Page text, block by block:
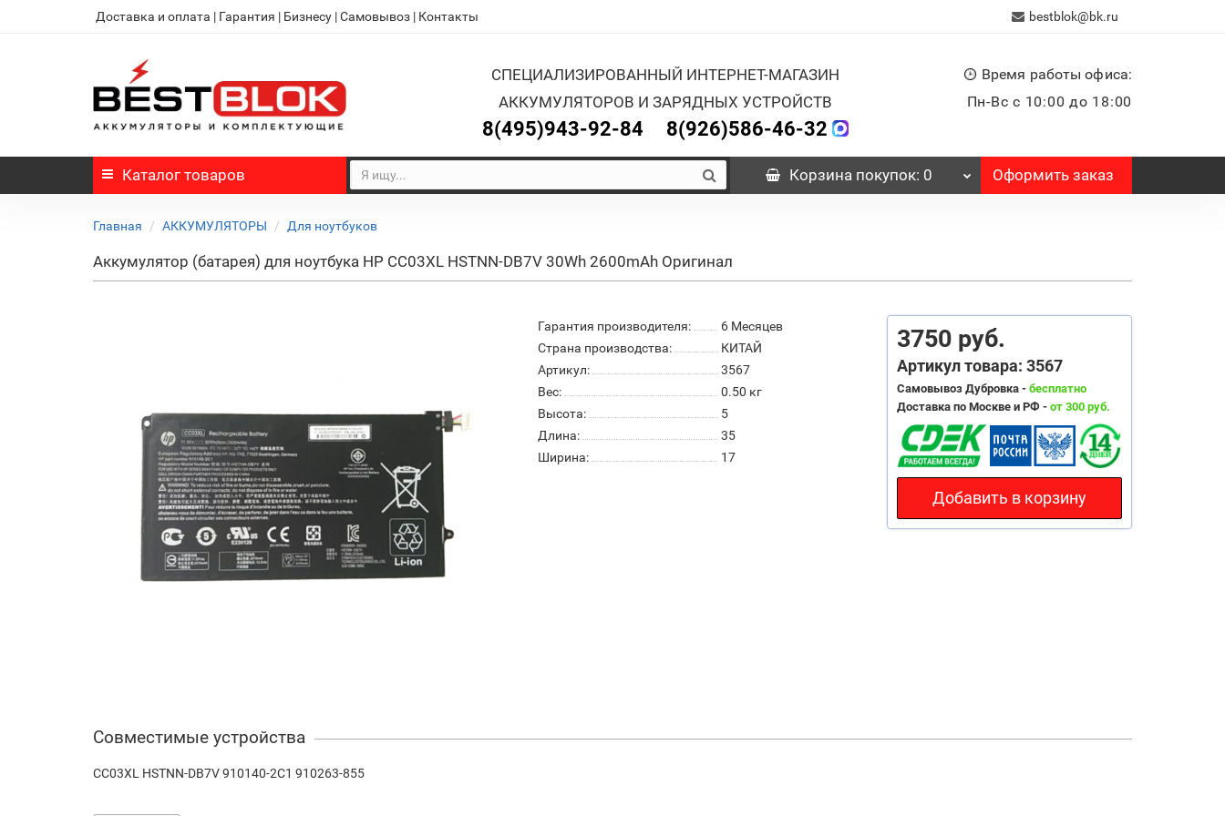
Доставка и оплата | Гарантия | Бизнесу |Самовывоз | Контакты bestblok@bk.ru
СПЕЦИАЛИЗИРОВАННЫЙ ИНТЕРНЕТ-МАГАЗИН
АККУМУЛЯТОРОВ И ЗАРЯДНЫХ УСТРОЙСТВ
8(495)943-92-84 8(926)586-46-32
Время работы офиса:
Пн-Вс с 10:00 до 18:00
Каталог товаров Корзина покупок: 0 Оформить заказ
Главная АККУМУЛЯТОРЫ Для ноутбуков
Аккумулятор (батарея) для ноутбука HP CC03XL HSTNN-DB7V 30Wh 2600mAh Оригинал
Гарантия производителя:
6 Месяцев
Страна производства:
КИТАЙ
Артикул:
3567
Вес:
0.50 кг
Высота:
5
Длина:
35
Ширина:
17
3750 руб.
Артикул товара: 3567
Самовывоз Дубровка - бесплатно
Доставка по Москве и РФ - от 300 руб.
Добавить в корзину
Совместимые устройства
CC03XL HSTNN-DB7V 910140-2C1 910263-855